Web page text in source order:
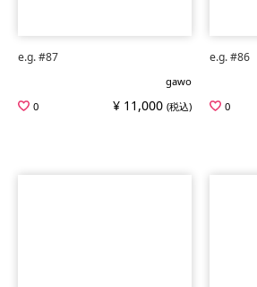
e.g. #87
gawo
0
¥ 11,000 (税込)
e.g. #86
0